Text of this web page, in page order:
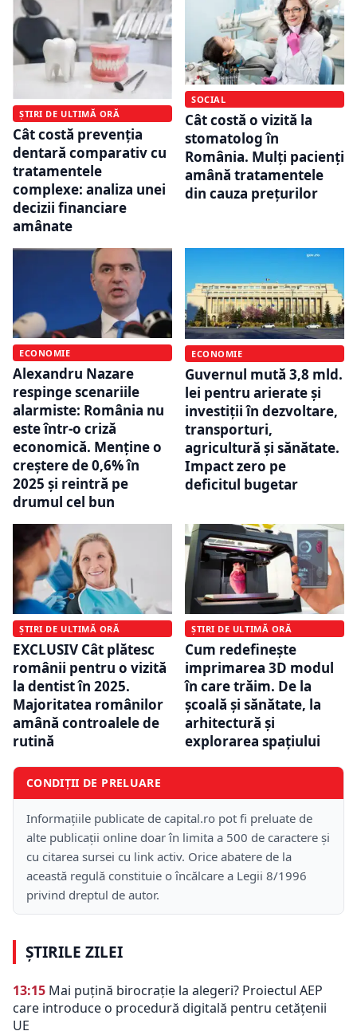
ȘTIRI DE ULTIMĂ ORĂ
Cât costă prevenția
dentară comparativ cu
tratamentele
complexe: analiza unei
decizii financiare
amânate
SOCIAL
Cât costă o vizită la
stomatolog în
România. Mulți pacienți
amână tratamentele
din cauza prețurilor
ECONOMIE
Alexandru Nazare
respinge scenariile
alarmiste: România nu
este într-o criză
economică. Menține o
creștere de 0,6% în
2025 şi reintră pe
drumul cel bun
ECONOMIE
Guvernul mută 3,8 mld.
lei pentru arierate și
investiții în dezvoltare,
transporturi,
agricultură și sănătate.
Impact zero pe
deficitul bugetar
ȘTIRI DE ULTIMĂ ORĂ
EXCLUSIV Cât plătesc
românii pentru o vizită
la dentist în 2025.
Majoritatea românilor
amână controalele de
rutină
ȘTIRI DE ULTIMĂ ORĂ
Cum redefinește
imprimarea 3D modul
în care trăim. De la
școală și sănătate, la
arhitectură și
explorarea spațiului
CONDIȚII DE PRELUARE
Informațiile publicate de capital.ro pot fi preluate de
alte publicații online doar în limita a 500 de caractere și
cu citarea sursei cu link activ. Orice abatere de la
această regulă constituie o încălcare a Legii 8/1996
privind dreptul de autor.
ȘTIRILE ZILEI
13:15 Mai puțină birocrație la alegeri? Proiectul AEP
care introduce o procedură digitală pentru cetățenii
UE